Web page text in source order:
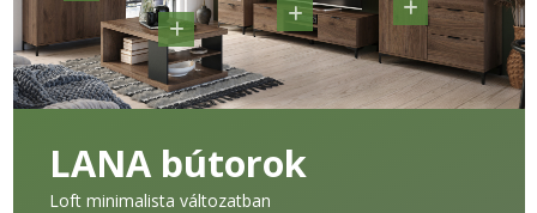
LANA bútorok
Loft minimalista változatban